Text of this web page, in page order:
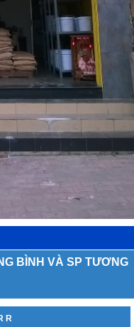
BÌNH VÀ SP TƯƠNG
R